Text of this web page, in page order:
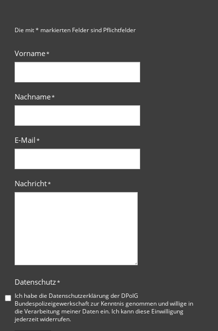
Die mit * markierten Felder sind Pflichtfelder
Vorname*
Nachname*
E-Mail*
Nachricht*
Datenschutz*
Ich habe die Datenschutzerklärung der DPolG
Bundespolizeigewerkschaftzur Kenntnis genommen und willige in
die Verarbeitung meiner Daten ein. Ich kann diese Einwilligung
jederzeit widerrufen.